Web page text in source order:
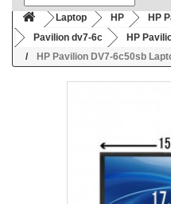
Laptop HP HP
Pavilion dv7-6c
HP
HP Pavilion DV7-6c50sb